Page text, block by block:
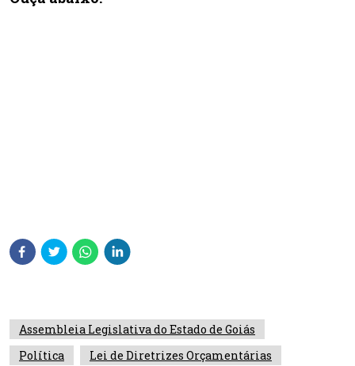
Assembleia Legislativa do Estado de Goiás
Política
Lei de Diretrizes Orçamentárias